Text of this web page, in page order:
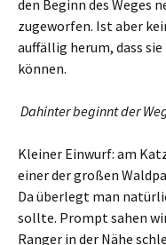
den Beginn des Weges
zugeworfen. Ist aber
auffällig herum, dass
können.
Dahinter beginnt der
Kleiner Einwurf: am
einer der großen
Da überlegt man
sollte. Prompt sahen
Ranger in der Nähe